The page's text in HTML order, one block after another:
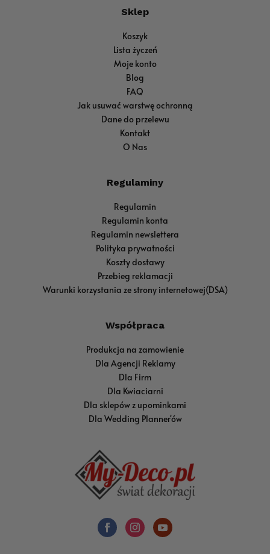
Sklep
Koszyk
Lista życzeń
Moje konto
Blog
FAQ
Jak usuwać warstwę ochronną
Dane do przelewu
Kontakt
O Nas
Regulaminy
Regulamin
Regulamin konta
Regulamin newslettera
Polityka prywatności
Koszty dostawy
Przebieg reklamacji
Warunki korzystania ze strony internetowej(DSA)
Współpraca
Produkcja na zamowienie
Dla Agencji Reklamy
Dla Firm
Dla Kwiaciarni
Dla sklepów z upominkami
Dla Wedding Planner'ów